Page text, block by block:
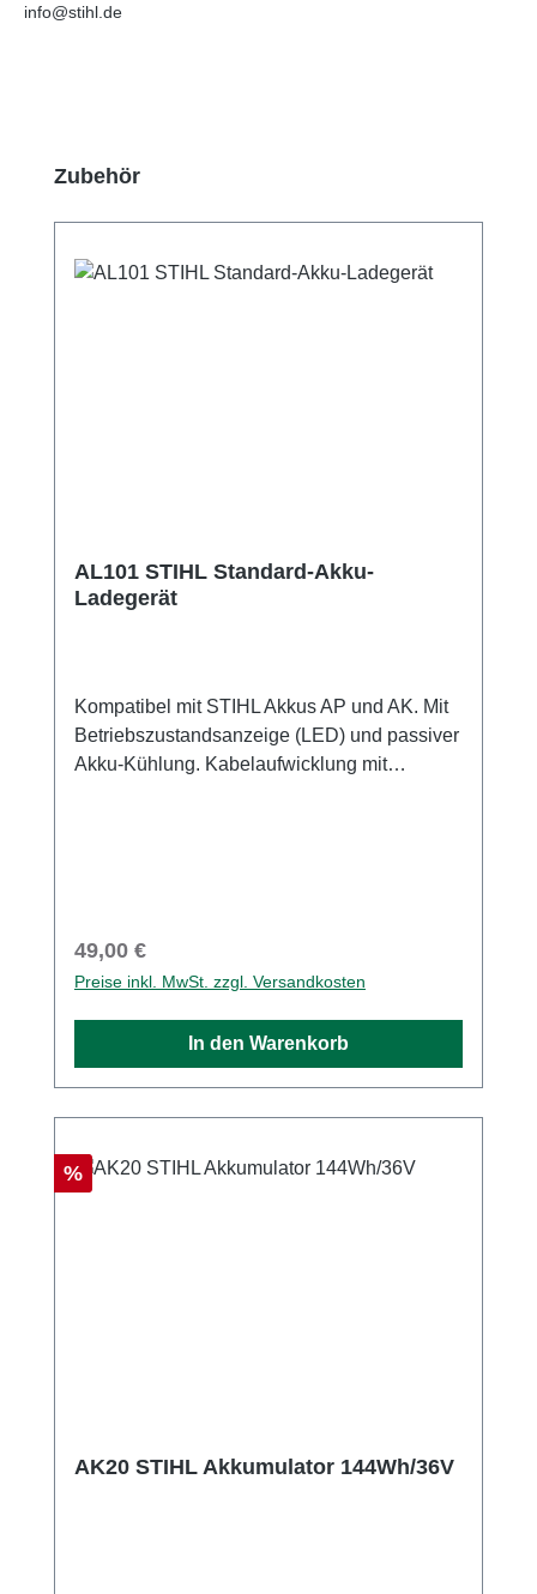
info@stihl.de
Produktgalerie überspringen
Zubehör
AL101 STIHL Standard-Akku-
Ladegerät
Kompatibel mit STIHL Akkus AP und AK. Mit
Betriebszustandsanzeige (LED) und passiver
Akku-Kühlung. Kabelaufwicklung mit
Regulärer Preis:
49,00 €
Preise inkl. MwSt. zzgl. Versandkosten
In den Warenkorb
Rabatt
%
AK20 STIHL Akkumulator 144Wh/36V